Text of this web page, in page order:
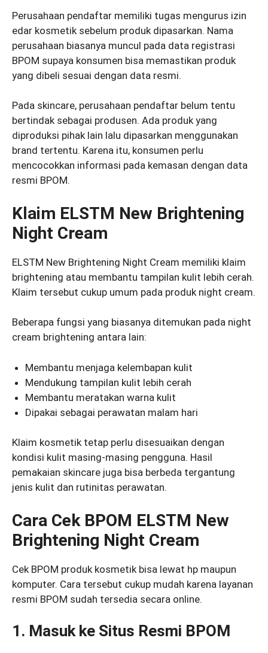
Perusahaan pendaftar memiliki tugas mengurus izin
edar kosmetik sebelum produk dipasarkan. Nama
perusahaan biasanya muncul pada data registrasi
BPOM supaya konsumen bisa memastikan produk
yang dibeli sesuai dengan data resmi.
Pada skincare, perusahaan pendaftar belum tentu
bertindak sebagai produsen. Ada produk yang
diproduksi pihak lain lalu dipasarkan menggunakan
brand tertentu. Karena itu, konsumen perlu
mencocokkan informasi pada kemasan dengan data
resmi BPOM.
Klaim ELSTM New Brightening
Night Cream
ELSTM New Brightening Night Cream memiliki klaim
brightening atau membantu tampilan kulit lebih cerah.
Klaim tersebut cukup umum pada produk night cream.
Beberapa fungsi yang biasanya ditemukan pada night
cream brightening antara lain:
Membantu menjaga kelembapan kulit
Mendukung tampilan kulit lebih cerah
Membantu meratakan warna kulit
Dipakai sebagai perawatan malam hari
Klaim kosmetik tetap perlu disesuaikan dengan
kondisi kulit masing-masing pengguna. Hasil
pemakaian skincare juga bisa berbeda tergantung
jenis kulit dan rutinitas perawatan.
Cara Cek BPOM ELSTM New
Brightening Night Cream
Cek BPOM produk kosmetik bisa lewat hp maupun
komputer. Cara tersebut cukup mudah karena layanan
resmi BPOM sudah tersedia secara online.
1. Masuk ke Situs Resmi BPOM